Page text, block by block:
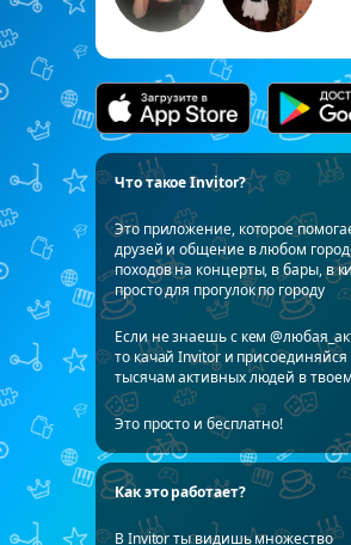
Что такое Invitor?
Это приложение, которое
друзей и общение в любом
походов на концерты, в бары, в
просто для прогулок по городу
Если не знаешь с кем
то качай Invitor и присоединяйся
тысячам активных людей в
Это просто и бесплатно!
Как это работает?
В Invitor ты видишь множество